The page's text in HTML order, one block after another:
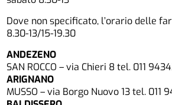
Dove non specificato, l’orario delle
8.30-13/15-19.30
ANDEZENO
SAN ROCCO – via Chieri 8 tel. 011
ARIGNANO
MUSSO – via Borgo Nuovo 13 tel. 011